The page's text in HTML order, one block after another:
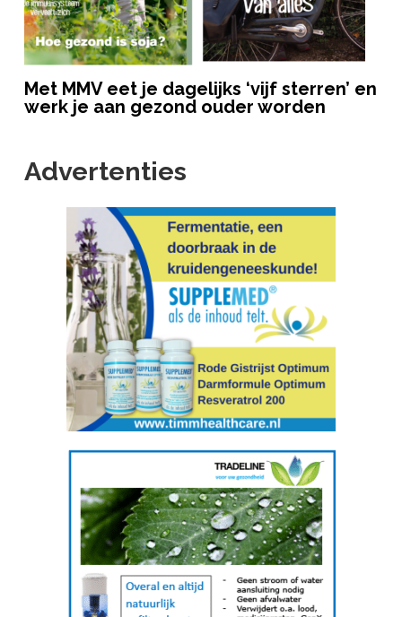
Met MMV eet je dagelijks ‘vijf sterren’ en
werk je aan gezond ouder worden
Advertenties